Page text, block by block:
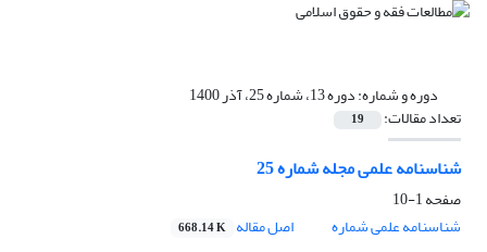
دوره و شماره:دوره 13، شماره 25، آذر 1400
تعداد مقالات: 19
شناسنامه علمی مجله شماره 25
صفحه1-10
شناسنامه علمی شماره
اصل مقاله 668.14 K